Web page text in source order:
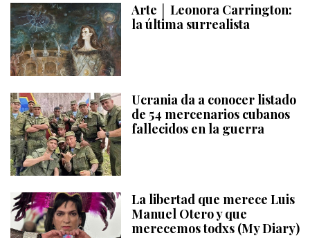
Arte │ Leonora Carrington:
la última surrealista
Ucrania da a conocer listado
de 54 mercenarios cubanos
fallecidos en la guerra
La libertad que merece Luis
Manuel Otero y que
merecemos todxs (My Diary)